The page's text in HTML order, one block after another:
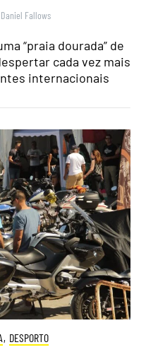
Daniel Fallows
“praia dourada” de
cada vez mais
internacionais
, DESPORTO